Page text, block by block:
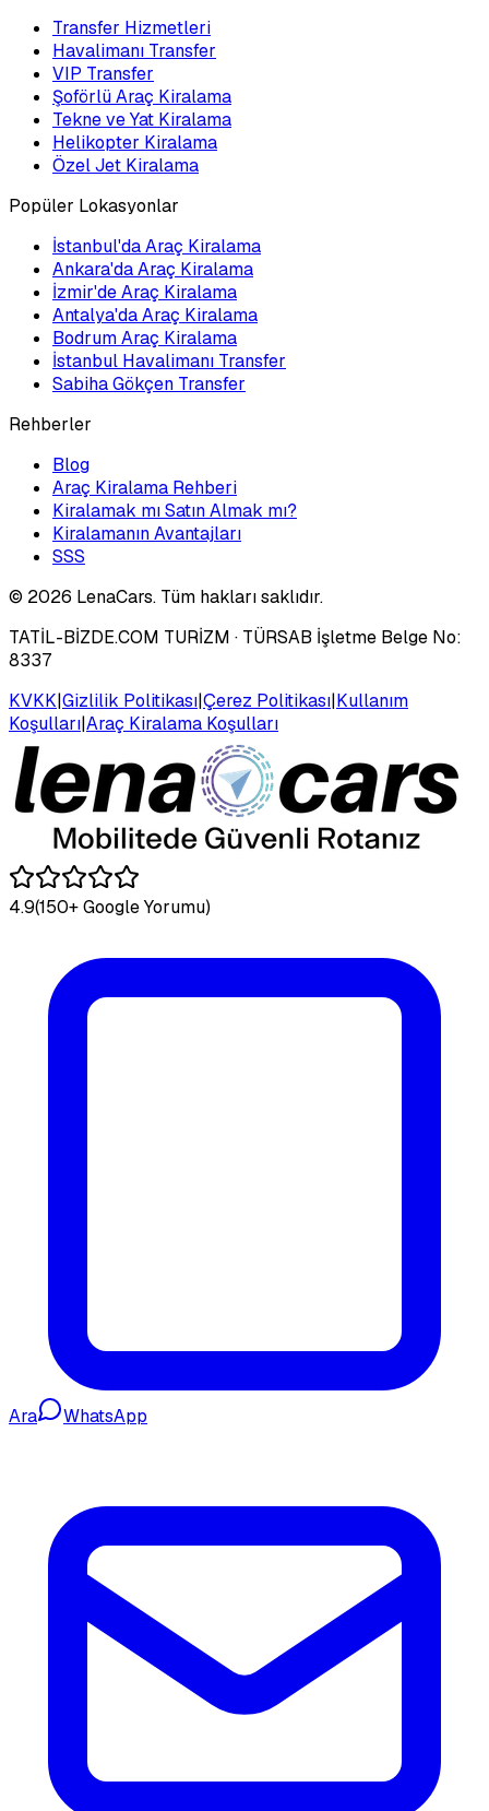
Transfer Hizmetleri
Havalimanı Transfer
VIP Transfer
Şoförlü Araç Kiralama
Tekne ve Yat Kiralama
Helikopter Kiralama
Özel Jet Kiralama
Popüler Lokasyonlar
İstanbul'da Araç Kiralama
Ankara'da Araç Kiralama
İzmir'de Araç Kiralama
Antalya'da Araç Kiralama
Bodrum Araç Kiralama
İstanbul Havalimanı Transfer
Sabiha Gökçen Transfer
Rehberler
Blog
Araç Kiralama Rehberi
Kiralamak mı Satın Almak mı?
Kiralamanın Avantajları
SSS
© 2026 LenaCars. Tüm hakları saklıdır.
TATİL-BİZDE.COM TURİZM · TÜRSAB İşletme Belge No:
8337
KVKK|Gizlilik Politikası|Çerez Politikası|Kullanım
Koşulları|Araç Kiralama Koşulları
4.9(150+ Google Yorumu)
Ara WhatsApp